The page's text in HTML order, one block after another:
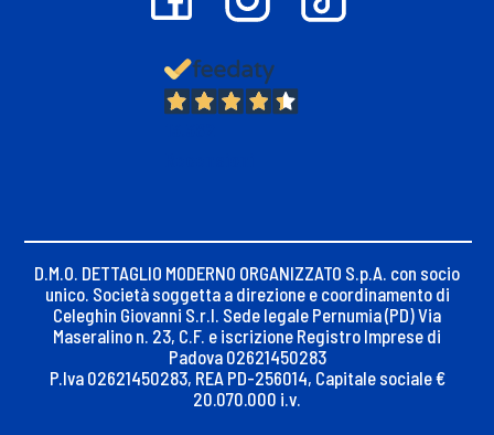
D.M.O. DETTAGLIO MODERNO ORGANIZZATO S.p.A. con socio
unico. Società soggetta a direzione e coordinamento di
Celeghin Giovanni S.r.l. Sede legale Pernumia (PD) Via
Maseralino n. 23, C.F. e iscrizione Registro Imprese di
Padova 02621450283
P.Iva 02621450283, REA PD-256014, Capitale sociale €
20.070.000 i.v.